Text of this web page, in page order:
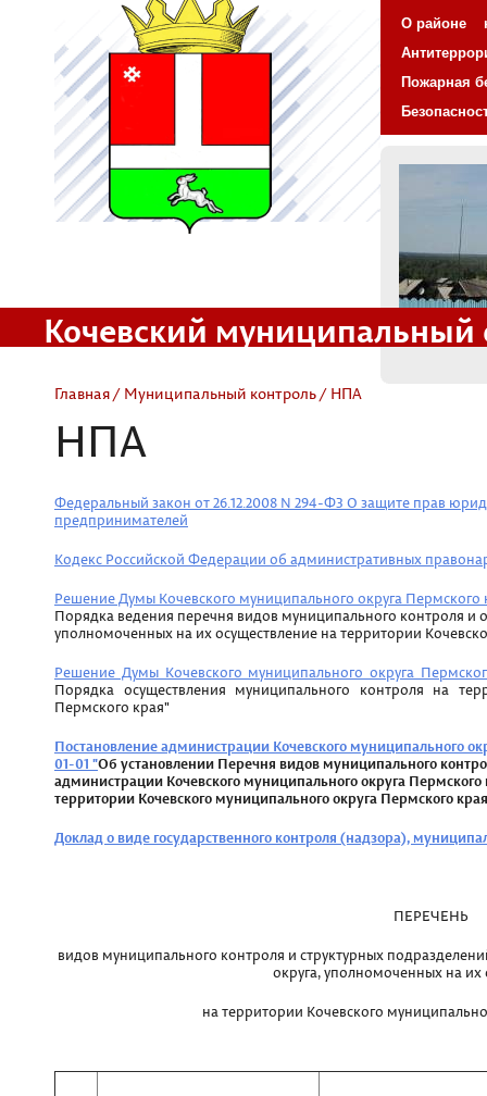
О районе
Пожарная
Кочевский муниципальный
Главная/ Муниципальный контроль/ НПА
НПА
Федеральный закон от 26.12.2008 N 294-ФЗ О защите прав
предпринимателей
Кодекс Российской Федерации об административных
Решение Думы Кочевского муниципального округа Пермского
Порядка ведения перечня видов муниципального контроля и
уполномоченных на их осуществление на территории
Решение Думы Кочевского муниципального округа
Порядка осуществления муниципального контроля на
Пермского края"
Постановление администрации Кочевского муниципального
01-01 "Об установлении Перечня видов муниципального
администрации Кочевского муниципального округа
территории Кочевского муниципального округа Пермского
Доклад о виде государственного контроля (надзора),
ПЕРЕЧЕНЬ
видов муниципального контроля и структурных
округа, уполномоченных на их
на территории Кочевского